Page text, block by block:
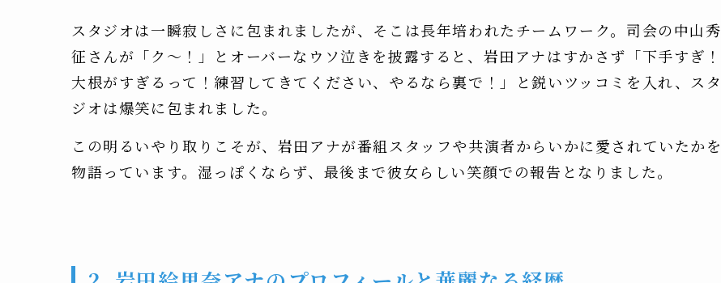
スタジオは一瞬寂しさに包まれましたが、そこは長年培われたチームワーク。司会の中山秀
征さんが「ク～！」とオーバーなウソ泣きを披露すると、岩田アナはすかさず「下手すぎ！
大根がすぎるって！練習してきてください、やるなら裏で！」と鋭いツッコミを入れ、スタ
ジオは爆笑に包まれました。
この明るいやり取りこそが、岩田アナが番組スタッフや共演者からいかに愛されていたかを
物語っています。湿っぽくならず、最後まで彼女らしい笑顔での報告となりました。